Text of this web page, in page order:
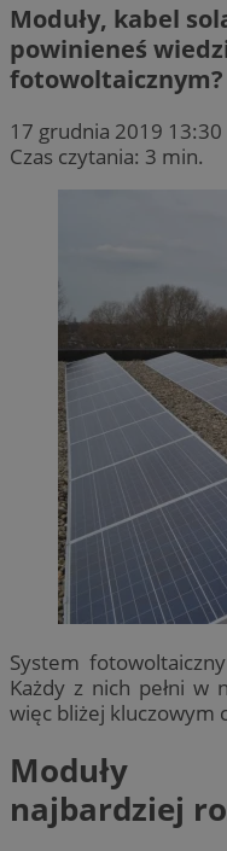
Moduły, kabel
powinieneś
fotowoltaicznym?
17 grudnia 2019 13:30
Czas czytania: 3 min.
System
Każdy z nich pełni w
więc bliżej kluczowym
Moduły
najbardziej